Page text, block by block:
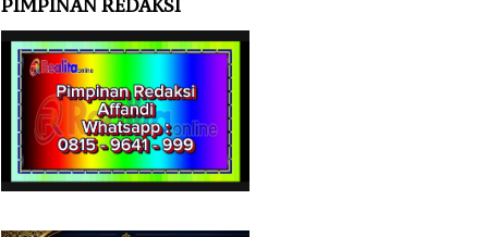
PIMPINAN REDAKSI